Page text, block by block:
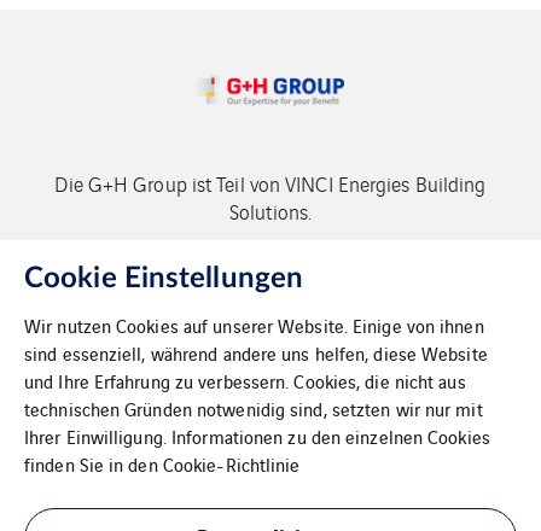
Die G+H Group ist Teil von VINCI Energies Building
Solutions.
Copyright G+H Group
Kontakt
Datenschutz
Cookie Einstellungen
Wir nutzen Cookies auf unserer Website. Einige von ihnen
sind essenziell, während andere uns helfen, diese Website
und Ihre Erfahrung zu verbessern. Cookies, die nicht aus
technischen Gründen notwenidig sind, setzten wir nur mit
Ihrer Einwilligung. Informationen zu den einzelnen Cookies
finden Sie in denCookie-Richtlinie